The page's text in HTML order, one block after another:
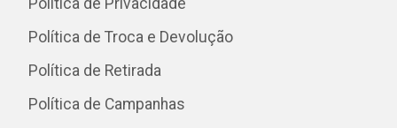
Política de Privacidade
Política de Troca e Devolução
Política de Retirada
Política de Campanhas